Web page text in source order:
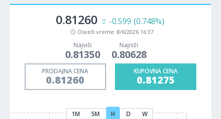
0.81260 -0.599 (0.748%)
Osveži vreme: 8/6/2026 16:37
Najviši
0.81350
Najniži
0.80628
PRODAJNA CENA
0.81260
KUPOVNA CENA
0.81275
1M 5M H D W